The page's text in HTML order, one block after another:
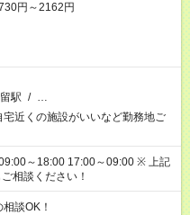
円～2162円
駅 / …
近くの施設がいいなど勤務地ご
～18:00 17:00～09:00 ※ 上記
相談ください！
談OK！